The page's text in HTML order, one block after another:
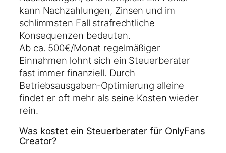
kann Nachzahlungen, Zinsen und im
schlimmsten Fall strafrechtliche
Konsequenzen bedeuten.
Ab ca. 500€/Monat regelmäßiger
Einnahmen lohnt sich ein Steuerberater
fast immer finanziell. Durch
Betriebsausgaben-Optimierung alleine
findet er oft mehr als seine Kosten wieder
rein.
Was kostet ein Steuerberater für OnlyFans
Creator?